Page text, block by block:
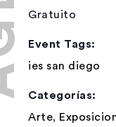
Gratuito
Event Tags:
ies san diego
Categorías:
Arte,